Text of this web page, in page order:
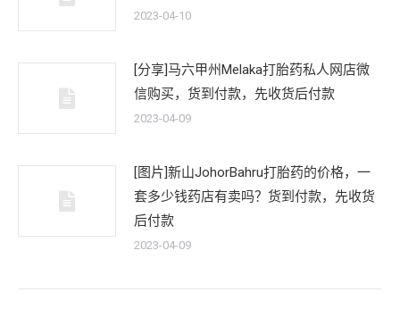
2023-04-10
[分享]马六甲州Melaka打胎药私人网店微
信购买，货到付款，先收货后付款
2023-04-09
[图片]新山JohorBahru打胎药的价格，一
套多少钱药店有卖吗？货到付款，先收货
后付款
2023-04-09